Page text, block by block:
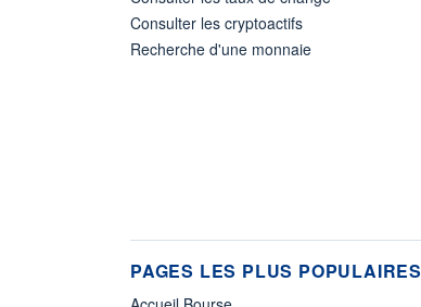
Consulter les cryptoactifs
Recherche d'une monnaie
PAGES LES PLUS POPULAIRES